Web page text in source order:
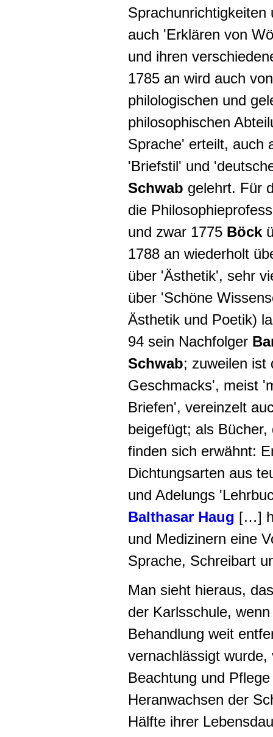
auch 'Erklären von
und ihren
1785 an wird auch
philologischen und
philosophischen
Sprache' erteilt, auch
'Briefstil' und
Schwab gelehrt. Für
die
und zwar 1775 Böck
1788 an wiederholt
über 'Ästhetik', sehr
über 'Schöne
Ästhetik und Poetik)
94 sein Nachfolger
Schwab; zuweilen ist
Geschmacks', meist
Briefen', vereinzelt
beigefügt; als
finden sich erwähnt:
Dichtungsarten aus
und Adelungs
Balthasar Haug […]
und Medizinern eine
Sprache, Schreibart
Man sieht hieraus,
der Karlsschule,
Behandlung weit
vernachlässigt
Beachtung und
Heranwachsen der
Hälfte ihrer